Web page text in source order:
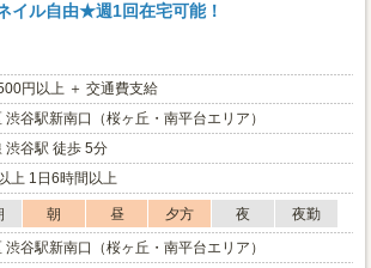
イル自由★週1回在宅可能！
円以上 ＋ 交通費支給
渋谷駅新南口（桜ヶ丘・南平台エリア）
渋谷駅 徒歩 5分
上 1日6時間以上
朝 昼 夕方 夜
夜勤
渋谷駅新南口（桜ヶ丘・南平台エリア）